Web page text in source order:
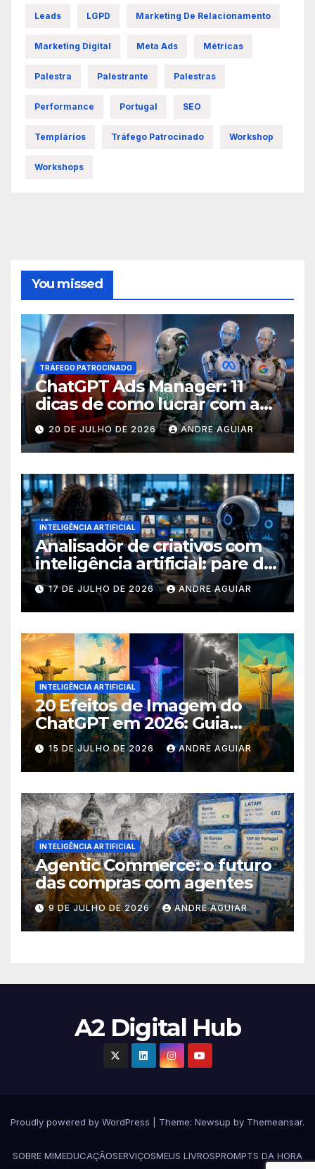
Leads LGPD Marketing De Relacionamento
Marketing Digital Meta Ads Métricas
Palestra Palestrante Palestras
Performance Portugal SEO
Templários Tráfego Patrocinado Workshop
Workshops
You missed
TRÁFEGO PATROCINADO
ChatGPT Ads Manager: 11
dicas de como lucrar com as
buscas nas ferramentas de
inteligência artificial
20 DE JULHO DE 2026 ANDRE AGUIAR
INTELIGÊNCIA ARTIFICIAL
Analisador de criativos com
inteligência artificial: pare de
postar porcaria!
17 DE JULHO DE 2026 ANDRE AGUIAR
INTELIGÊNCIA ARTIFICIAL
20 Efeitos de Imagem do
ChatGPT em 2026: Guia
Completo com Prompts para
Transformar suas Fotos
15 DE JULHO DE 2026 ANDRE AGUIAR
INTELIGÊNCIA ARTIFICIAL
Agentic Commerce: o futuro
das compras com agentes
9 DE JULHO DE 2026 ANDRE AGUIAR
A2 Digital Hub
Proudly powered by WordPress Theme: Newsup by Themeansar.
SOBRE MIMEDUCAÇÃOSERVIÇOSMEUS LIVROSPROMPTS DA HORA